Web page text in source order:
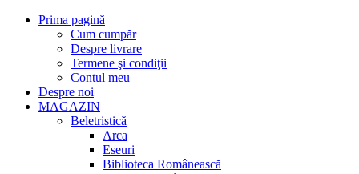
Prima pagină
Cum cumpăr
Despre livrare
Termene şi condiţii
Contul meu
Despre noi
MAGAZIN
Beletristică
Arca
Eseuri
Biblioteca Românească